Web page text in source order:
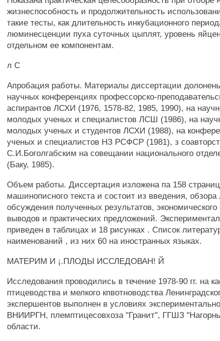
жизнеспособность и продолжительность
такие тесты, как длительность инкубационного
люминесценции пуха суточных цыплят, уровень
отдельном ее компонентам.
л С
Апробация работы. Материалы диссертации
научных конференциях профессорско-
аспирантов ЛСХИ (1976, 1578-82, 1985, 1990), на
молодых ученых и специалистов ЛСШ (1986), на
молодых ученых и студентов ЛСХИ (1988), на
ученых и специалистов НЗ РСФСР (1981), з
С.И.Боголгабским на совещании национального
(Баку, 1985).
Объем работы. Диссертация изложена па 158
машинописного текста и состоит из введения,
обсуждения полученных результатов,
выводов и практических предложений.
приведен в таблицах и 18 рисунках . Список
наименований , из них 60 на иностранных языках.
МАТЕРИМ И ¡.ПЛОДЫ ИССЛЕДОВАН! Й
Исследования проводились в течение 1978-90 гг. на
птицеводства и мелкого кпвотноводства
экспершентов выполнен в условиях
ВНИИРГН, племптицесовхоза "Гранит", ГГШЗ
области.